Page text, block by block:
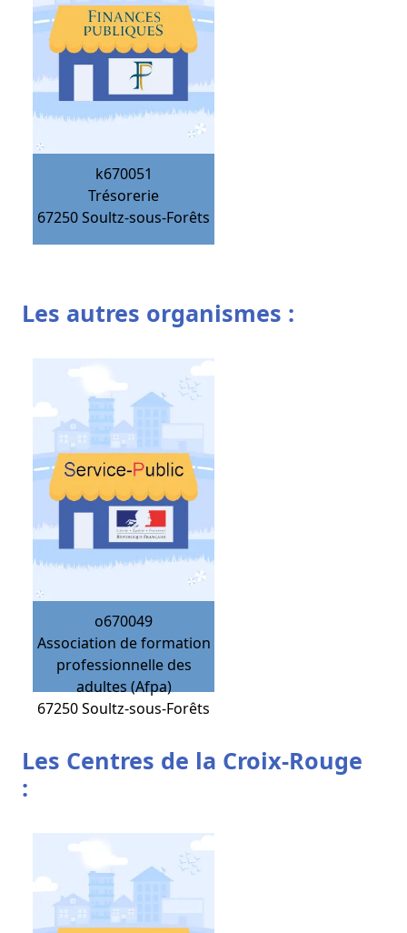
k670051
Trésorerie
67250Soultz-sous-Forêts
Les autres organismes :
o670049
Association de formation
professionnelle des
adultes (Afpa)
67250Soultz-sous-Forêts
Les Centres de la Croix-Rouge
: